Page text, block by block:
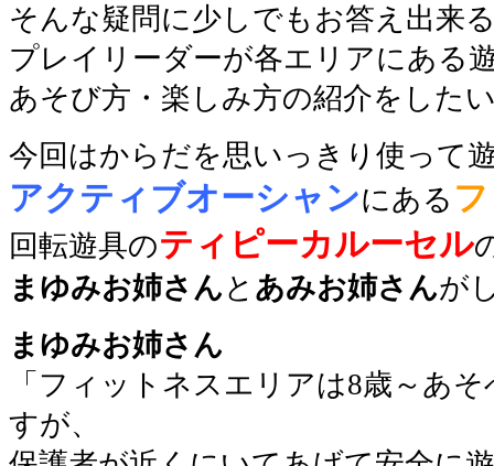
そんな疑問に少しでもお答え出来
プレイリーダーが各エリアにある
あそび方・楽しみ方の紹介をした
今回はからだを思いっきり使って
アクティブオーシャンにある
回転遊具のティピーカルーセル
まゆみお姉さん と あみお姉さんが
まゆみお姉さん
「フィットネスエリアは8歳～あ
すが、